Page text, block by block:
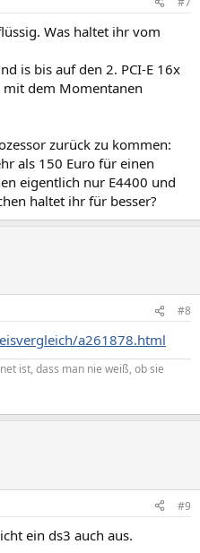
Was haltet ihr vom
is bis auf den 2. PCI-E 16x
mit dem Momentanen
zurück zu kommen:
als 150 Euro für einen
eigentlich nur E4400 und
haltet ihr für besser?
#8
a261878.html
ist, dass man nie weiß, ob sie
#9
ein ds3 auch aus.